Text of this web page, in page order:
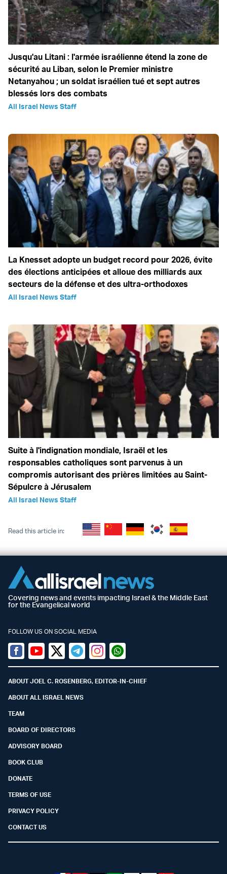
Jusqu'au Litani : l'armée israélienne étend la zone de
sécurité au Liban, selon le Premier ministre
Netanyahou ; un soldat israélien tué et sept autres
blessés lors des combats
All Israel News Staff
La Knesset adopte un budget record pour 2026, évite
des élections anticipées et alloue des milliards aux
secteurs de la défense et des ultra-orthodoxes
All Israel News Staff
Suite à l'indignation mondiale, Israël et les
responsables catholiques sont parvenus à un
compromis autorisant des prières limitées au Saint-
Sépulcre à Jérusalem
All Israel News Staff
Read this article in:
Covering news and events impacting Israel & the Middle East
for the Evangelical world
FOLLOW US ON SOCIAL MEDIA
Facebook
YoutubeTwitter (X)
TelegramInstagramWhatsapp
ABOUT JOEL C. ROSENBERG, EDITOR-IN-CHIEF
ABOUT ALL ISRAEL NEWS
TEAM
BOARD OF DIRECTORS
ADVISORY BOARD
BOOK CLUB
DONATE
TERMS OF USE
PRIVACY POLICY
CONTACT US